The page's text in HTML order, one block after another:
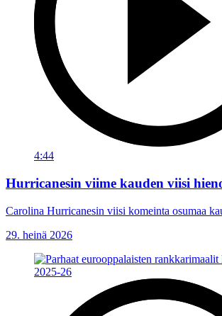
4:44
Hurricanesin viime kauden viisi
Carolina Hurricanesin viisi komeinta osumaa
29. heinä 2026